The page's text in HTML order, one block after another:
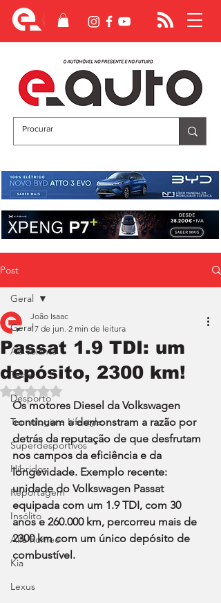
Post
Geral
Ao Volante
Teste
Desporto
Tecnologia e Lifestyle
Superdesportivos
Híbridos
Reportagem
Insólito
Alfa Romeo
Kia
Lexus
Geral
Passat 1.9 TDI: um
depósito, 2300 km!
João Isaac
17 de jun. 2 min de leitura
Avaliado com NaN de 5 estrelas.
Os motores Diesel da Volkswagen
continuam a demonstram a razão por
detrás da reputação de que desfrutam
nos campos da eficiência e da
longevidade. Exemplo recente:
unidade do Volkswagen Passat
equipada com um 1.9 TDI, com 30
anos e 260.000 km, percorreu mais de
2300 km com um único depósito de
combustível.